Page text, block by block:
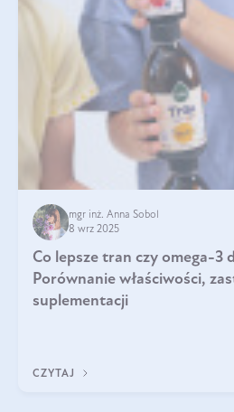
mgr inż. Anna Sobol
8 wrz 2025
Co lepsze tran czy omega-3
Porównanie właściwości,
suplementacji
CZYTAJ